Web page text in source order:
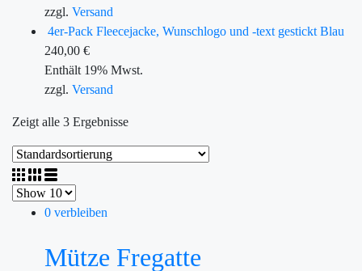
zzgl. Versand
4er-Pack Fleecejacke, Wunschlogo und -text gestickt Blau
240,00 €
Enthält 19% Mwst.
zzgl. Versand
Zeigt alle 3 Ergebnisse
0 verbleiben
Mütze Fregatte